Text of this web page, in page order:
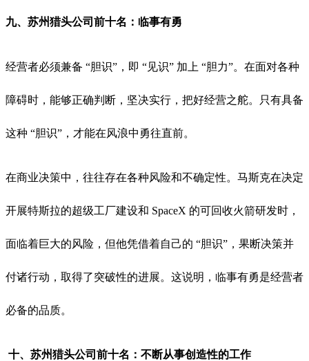
九、 苏州猎头公司前十名： 临事有勇
经营者必须兼备 “胆识”，即 “见识” 加上 “胆力”。在面对各种
障碍时，能够正确判断，坚决实行，把好经营之舵。只有具备
这种 “胆识”，才能在风浪中勇往直前。
在商业决策中，往往存在各种风险和不确定性。马斯克在决定
开展特斯拉的超级工厂建设和 SpaceX 的可回收火箭研发时，
面临着巨大的风险，但他凭借着自己的 “胆识”，果断决策并
付诸行动，取得了突破性的进展。这说明，临事有勇是经营者
必备的品质。
十、 苏州猎头公司前十名： 不断从事创造性的工作